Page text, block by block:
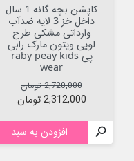
کاپشن بچه گانه 1 سال
داخل خز 3 لایه ضدآب
وارداتی مشکی طرح
لویی ویتون مارک رابی
پی raby peay kids
wear
قیمت عادی
2,720,000 تومان
قیمت
2,312,000 تومان
 افزودن به سبد